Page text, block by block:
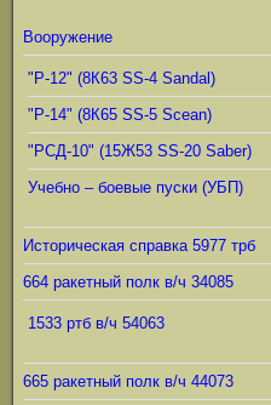
Вооружение
"Р-12" (8К63 SS-4 Sandal)
"Р-14" (8К65 SS-5 Scean)
"РСД-10" (15Ж53 SS-20 Saber)
Учебно – боевые пуски (УБП)
Историческая справка 5977 трб
664 ракетный полк в/ч 34085
1533 ртб в/ч 54063
665 ракетный полк в/ч 44073